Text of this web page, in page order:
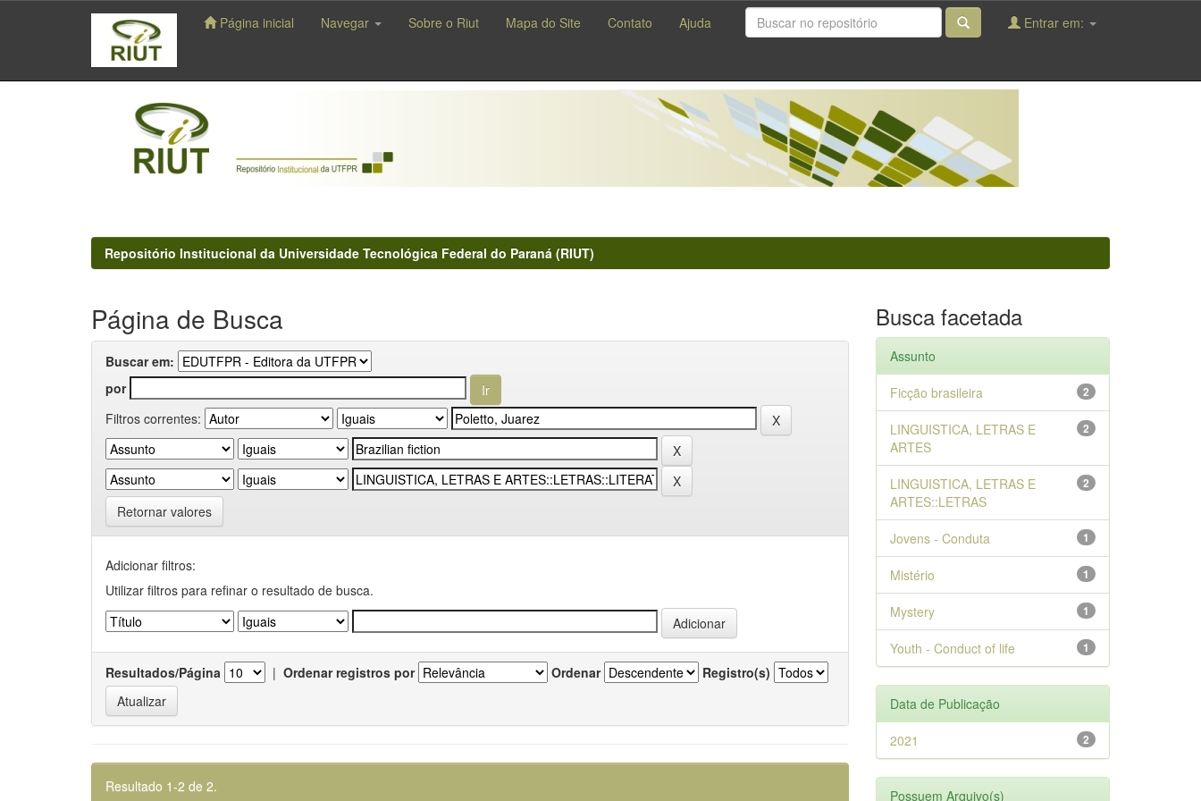
navigation
Página inicial Navegar Sobre o Riut Mapa do Site Contato Ajuda Entrar em:
Repositório Institucional da Universidade Tecnológica Federal do Paraná (RIUT)
Página de Busca
Buscar em:
por
Filtros correntes:
Retornar valores
Adicionar filtros:
Utilizar filtros para refinar o resultado de busca.
Resultados/Página | Ordenar registros por Ordenar Registro(s)
Resultado 1-2 de 2.
Busca facetada
Assunto
2
Ficção brasileira
2
LINGUISTICA, LETRAS E
ARTES
2
LINGUISTICA, LETRAS E
ARTES::LETRAS
1
Jovens - Conduta
1
Mistério
1
Mystery
1
Youth - Conduct of life
Data de Publicação
2
2021
Possuem Arquivo(s)